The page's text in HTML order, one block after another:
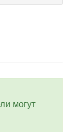
могут